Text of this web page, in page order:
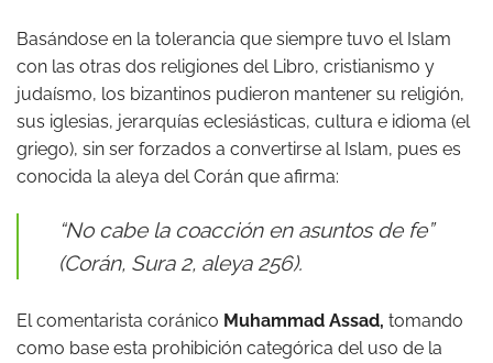
Basándose en la tolerancia que siempre tuvo el Islam
con las otras dos religiones del Libro, cristianismo y
judaísmo, los bizantinos pudieron mantener su religión,
sus iglesias, jerarquías eclesiásticas, cultura e idioma (el
griego), sin ser forzados a convertirse al Islam, pues es
conocida la aleya del Corán que afirma:
“No cabe la coacción en asuntos de fe”
(Corán, Sura 2, aleya 256).
El comentarista coránico Muhammad Assad, tomando
como base esta prohibición categórica del uso de la